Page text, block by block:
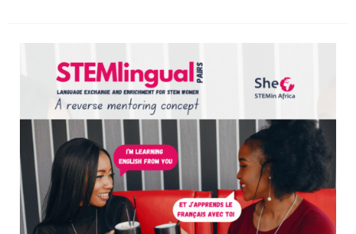
Quand
les
femmes
STEM
brisent
les